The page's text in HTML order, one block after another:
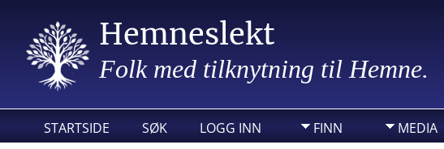
Hemneslekt
Folk med tilknytning til Hemne.
STARTSIDE SØK LOGG INN FINN MEDIA